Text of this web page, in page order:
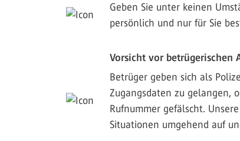
Geben Sie unter keinen
persönlich und nur für Sie
Vorsicht vor betrügerischen
Betrüger geben sich als
Zugangsdaten zu gelangen,
Rufnummer gefälscht.
Situationen umgehend auf